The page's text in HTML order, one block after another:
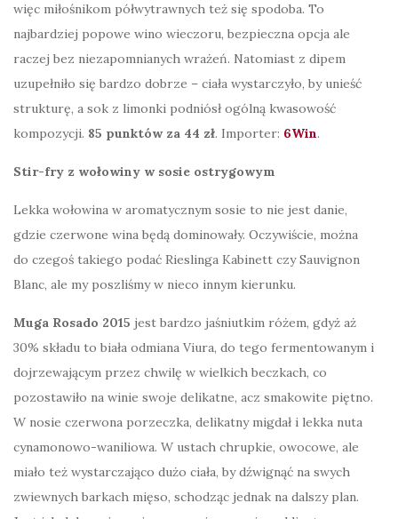
więc miłośnikom półwytrawnych też się spodoba. To
najbardziej popowe wino wieczoru, bezpieczna opcja ale
raczej bez niezapomnianych wrażeń. Natomiast z dipem
uzupełniło się bardzo dobrze – ciała wystarczyło, by unieść
strukturę, a sok z limonki podniósł ogólną kwasowość
kompozycji. 85 punktów za 44 zł. Importer: 6Win.
Stir-fry z wołowiny w sosie ostrygowym
Lekka wołowina w aromatycznym sosie to nie jest danie,
gdzie czerwone wina będą dominowały. Oczywiście, można
do czegoś takiego podać Rieslinga Kabinett czy Sauvignon
Blanc, ale my poszliśmy w nieco innym kierunku.
Muga Rosado 2015 jest bardzo jaśniutkim różem, gdyż aż
30% składu to biała odmiana Viura, do tego fermentowanym i
dojrzewającym przez chwilę w wielkich beczkach, co
pozostawiło na winie swoje delikatne, acz smakowite piętno.
W nosie czerwona porzeczka, delikatny migdał i lekka nuta
cynamonowo-waniliowa. W ustach chrupkie, owocowe, ale
miało też wystarczająco dużo ciała, by dźwignąć na swych
zwiewnych barkach mięso, schodząc jednak na dalszy plan.